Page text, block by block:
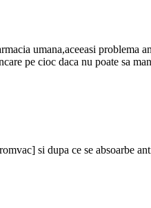
umana,aceeasi problema
pe cioc daca nu poate sa
si dupa ce se absoarbe